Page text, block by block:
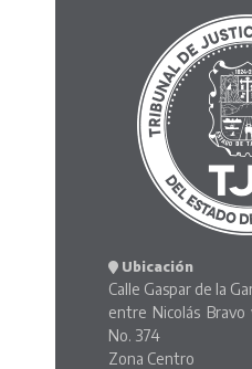
Ubicación
Calle Gaspar de la
entre Nicolás
No. 374
Zona Centro